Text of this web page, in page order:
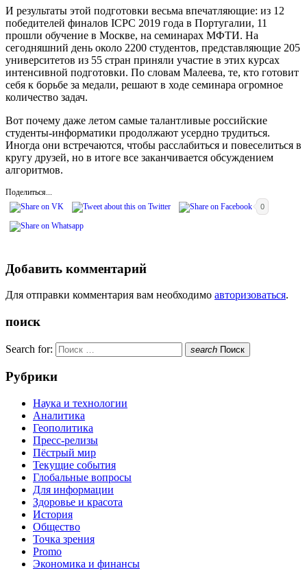
И результаты этой подготовки весьма впечатляющие: из 12
победителей финалов ICPC 2019 года в Португалии, 11
прошли обучение в Москве, на семинарах МФТИ. На
сегодняшний день около 2200 студентов, представляющие 205
университетов из 55 стран приняли участие в этих курсах
интенсивной подготовки. По словам Малеева, те, кто готовит
себя к борьбе за медали, решают в ходе семинара огромное
количество задач.
Вот почему даже летом самые талантливые российские
студенты-информатики продолжают усердно трудиться.
Иногда они встречаются, чтобы расслабиться и повеселиться в
кругу друзей, но в итоге все заканчивается обсуждением
алгоритмов.
Поделиться...
0
Добавить комментарий
Для отправки комментария вам необходимо авторизоваться.
поиск
Search for: search Поиск
Рубрики
Наука и технологии
Аналитика
Геополитика
Пресс-релизы
Пёстрый мир
Текущие события
Глобальные вопросы
Для информации
Здоровье и красота
История
Общество
Точка зрения
Promo
Экономика и финансы